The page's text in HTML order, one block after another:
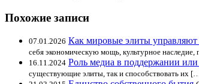
Похожие записи
07.01.2026 Как мировые элиты
себя экономическую мощь, культурное
16.11.2024 Роль медиа в поддержании
существующие элиты, так и способствовать их